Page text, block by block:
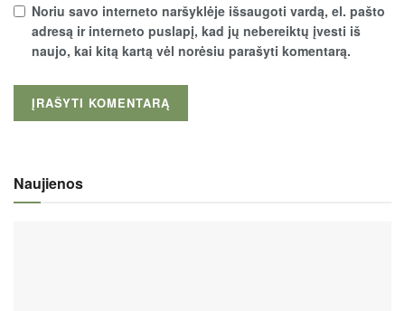
Noriu savo interneto naršyklėje išsaugoti vardą, el. pašto
adresą ir interneto puslapį, kad jų nebereiktų įvesti iš
naujo, kai kitą kartą vėl norėsiu parašyti komentarą.
Naujienos